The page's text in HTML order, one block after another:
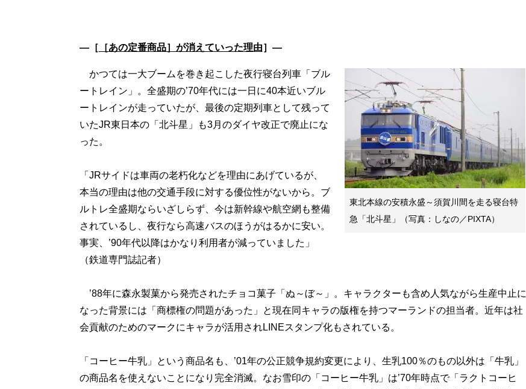
―［ ［あの定番商品］が消えていった理由］―
東北本線の安積永盛～須賀川間を走る寝台特
急「北斗星」（写真：しなの／PIXTA）
かつては一大ブームを巻き起こした夜行寝台列車「ブル
ートレイン」。全盛期の’70年代には一日に40本近いブル
ートレインが走っていたが、最後の定期列車として残って
いたJR東日本の「北斗星」も3月のダイヤ改正で廃止にな
った。
「JRサイドは車両の老朽化などを理由にあげているが、
本当の理由は他の交通手段に対する優位性がないから。ブ
ルトレ全盛期ならいざしらず、今は新幹線や航空網も整備
されているし、夜行なら高速バスのほうがはるかに安い。
事実、’90年代以降はかなり利用者が減っていました」
（鉄道専門誌記者）
’88年に森永製菓から発売されたチョコ菓子「ぬ～ぼ～」。キャラクターも含め人気ながら生産中止に
なった背景には「商標権の問題があった」と現在同キャラの版権を持つマーランドの担当者。近年は社
会貢献のためのマークにキャラが活用されLINEスタンプ化もされている。
「コーヒー牛乳」という商品名も、’01年の公正競争規約変更により、生乳100％のもの以外は「牛乳」
の商品名を使えないことになり完全消滅。なお雪印の「コーヒー牛乳」は’70年時点で「ラクトコーヒ